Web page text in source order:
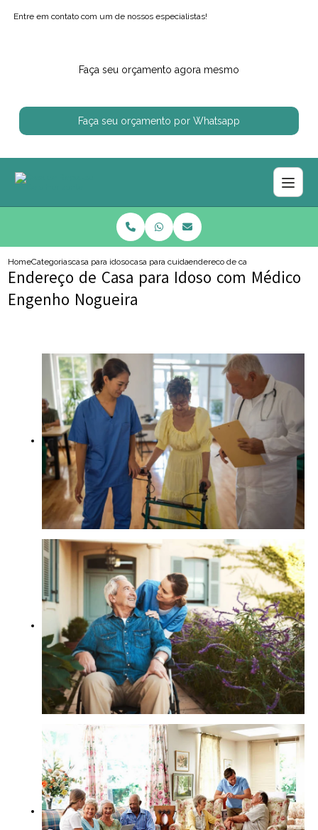
Entre em contato com um de nossos especialistas!
Faça seu orçamento agora mesmo
Faça seu orçamento por Whatsapp
HomeCategoriascasa para idososcasa para cuidar de idosoendereco de casa para idoso
Endereço de Casa para Idoso com Médico
Engenho Nogueira